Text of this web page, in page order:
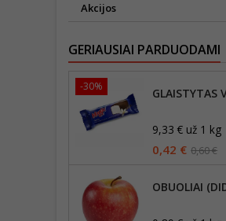
Akcijos
GERIAUSIAI PARDUODAMI
-30%
9,33 € už 1 kg
0,42 € 0,60 €
OBUOLIAI